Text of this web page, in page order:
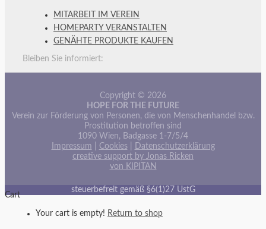
MITARBEIT IM VEREIN
HOMEPARTY VERANSTALTEN
GENÄHTE PRODUKTE KAUFEN
Bleiben Sie informiert:
Copyright © 2026
HOPE FOR THE FUTURE
Verein zur Förderung von Personen, die von Menschenhandel bzw.
Prostitution betroffen sind
1090 Wien, Badgasse 1-7/5/4
Impressum
Cookies|
Datenschutzerklärung
creative support by Jonas Ricken
von KIPITAN
steuerbefreit gemäß §6(1)27 UstG
Cart
Your cart is empty! Return to shop